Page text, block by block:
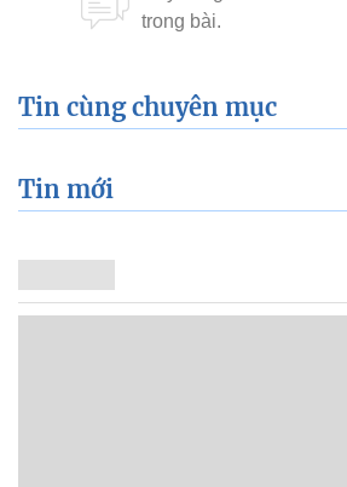
Tin cùng chuyên mục
Tin mới